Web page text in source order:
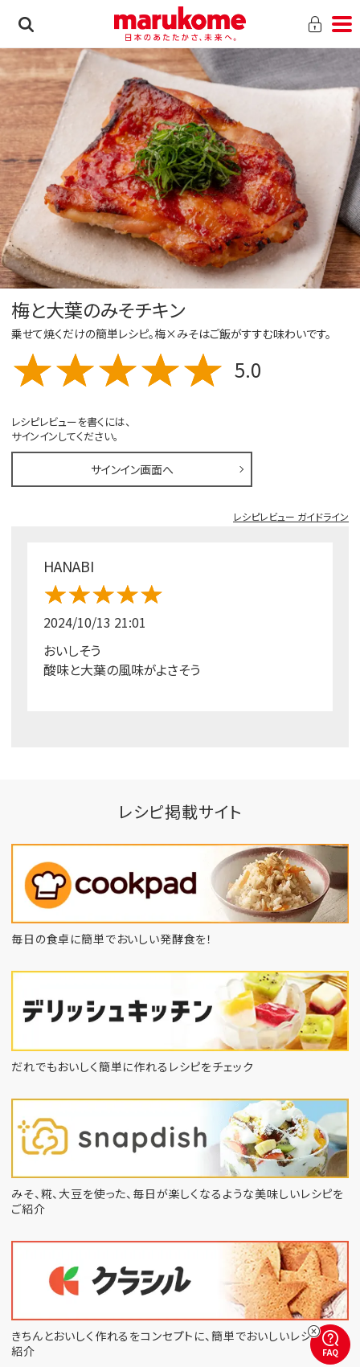
梅と大葉のみそチキン
乗せて焼くだけの簡単レシピ。梅×みそはご飯がすすむ味わいです。
5.0
レシピレビューを書くには、
サインインしてください。
サインイン画面へ
レシピレビュー ガイドライン
HANABI
2024/10/13 21:01
おいしそう
酸味と大葉の風味がよさそう
レシピ掲載サイト
毎日の食卓に簡単でおいしい発酵食を！
だれでもおいしく簡単に作れるレシピをチェック
みそ、糀、大豆を使った、毎日が楽しくなるような美味しいレシピを
ご紹介
きちんとおいしく作れるをコンセプトに、簡単でおいしいレシピをご
紹介
FAQ